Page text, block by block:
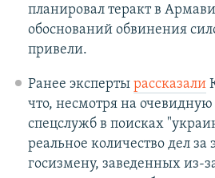
планировал теракт в
обоснований обвинения
привели.
Ранее эксперты рассказали
что, несмотря на
спецслужб в поисках
реальное количество дел
госизмену, заведенных из-